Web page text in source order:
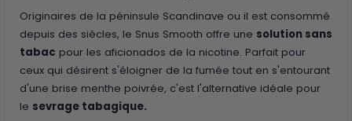
Originaires de la péninsule Scandinave ou il est consommé
depuis des siècles, le Snus Smooth offre une solution sans
tabac pour les aficionados de la nicotine. Parfait pour
ceux qui désirent s'éloigner de la fumée tout en s'entourant
d'une brise menthe poivrée, c'est l'alternative idéale pour
le sevrage tabagique.